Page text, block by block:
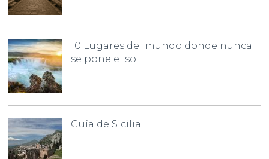
10 Lugares del mundo donde nunca
se pone el sol
Guía de Sicilia